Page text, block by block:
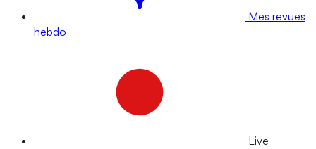
Mes revues
hebdo
Live